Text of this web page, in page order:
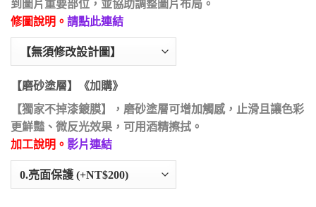
到圖片重要部位，並協助調整圖片布局。
修圖說明。 請點此連結
【磨砂塗層】《加購》
【獨家不掉漆鍍膜】，磨砂塗層可增加觸感，止滑且讓色彩
更鮮豔、微反光效果，可用酒精擦拭。
加工說明。 影片連結